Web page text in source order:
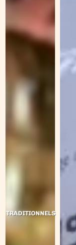
TRADITIONNELS